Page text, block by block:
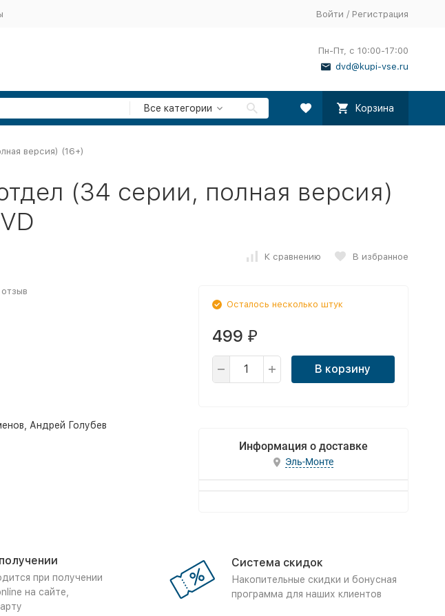
Войти / Регистрация
Пн-Пт, с 10:00-17:00
dvd@kupi-vse.ru
Все категории Корзина
версия) (16+)
(34 серии, полная версия)
К сравнению В избранное
Андрей Голубев
Осталось несколько штук
499 ₽
В корзину
Информация о доставке
Эль-Монте
при получении
на сайте,
Система скидок
Накопительные скидки и бонусная
программа для наших клиентов